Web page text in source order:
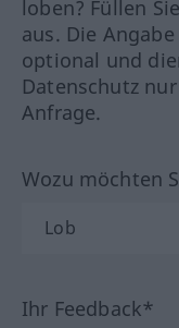
loben? Füllen
aus. Die
optional und
Datenschutz
Anfrage.
Wozu möchten
Ihr Feedback*